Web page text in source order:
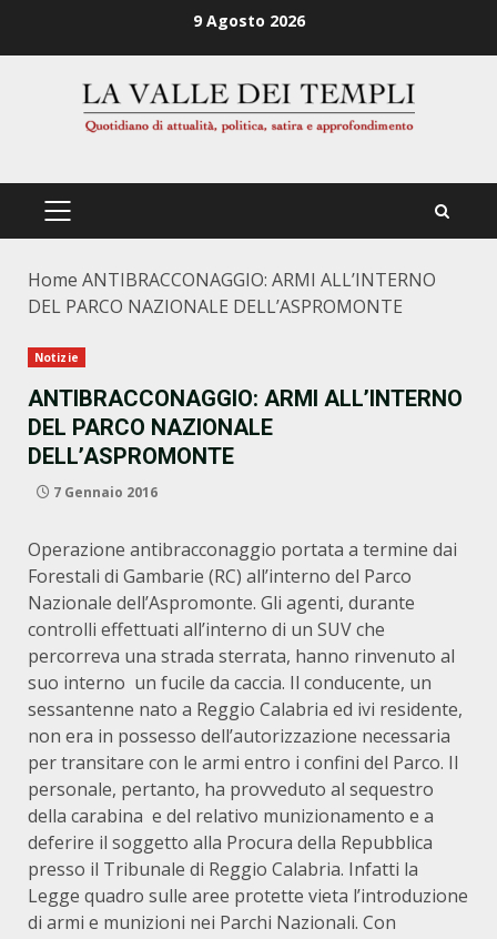
9 Agosto 2026
PRIMÄRES
Home ANTIBRACCONAGGIO: ARMI ALL’INTERNO
DEL PARCO NAZIONALE DELL’ASPROMONTE
Notizie
ANTIBRACCONAGGIO: ARMI ALL’INTERNO
DEL PARCO NAZIONALE
DELL’ASPROMONTE
7 Gennaio 2016
Operazione antibracconaggio portata a termine dai
Forestali di Gambarie (RC) all’interno del Parco
Nazionale dell’Aspromonte. Gli agenti, durante
controlli effettuati all’interno di un SUV che
percorreva una strada sterrata, hanno rinvenuto al
suo interno un fucile da caccia. Il conducente, un
sessantenne nato a Reggio Calabria ed ivi residente,
non era in possesso dell’autorizzazione necessaria
per transitare con le armi entro i confini del Parco. Il
personale, pertanto, ha provveduto al sequestro
della carabina e del relativo munizionamento e a
deferire il soggetto alla Procura della Repubblica
presso il Tribunale di Reggio Calabria. Infatti la
Legge quadro sulle aree protette vieta l’introduzione
di armi e munizioni nei Parchi Nazionali. Con